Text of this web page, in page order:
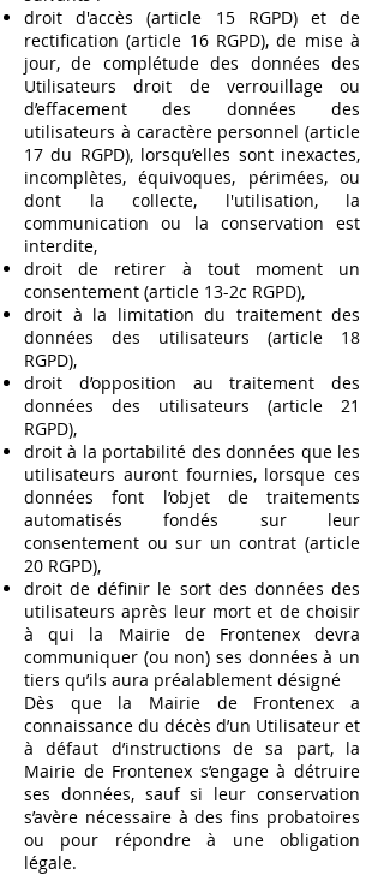
droit d'accès (article 15 RGPD) et de
rectification (article 16 RGPD), de mise à
jour, de complétude des données des
Utilisateurs droit de verrouillage ou
d’effacement des données des
utilisateurs à caractère personnel (article
17 du RGPD), lorsqu’elles sont inexactes,
incomplètes, équivoques, périmées, ou
dont la collecte, l'utilisation, la
communication ou la conservation est
interdite,
droit de retirer à tout moment un
consentement (article 13-2c RGPD),
droit à la limitation du traitement des
données des utilisateurs (article 18
RGPD),
droit d’opposition au traitement des
données des utilisateurs (article 21
RGPD),
droit à la portabilité des données que les
utilisateurs auront fournies, lorsque ces
données font l’objet de traitements
automatisés fondés sur leur
consentement ou sur un contrat (article
20 RGPD),
droit de définir le sort des données des
utilisateurs après leur mort et de choisir
à qui la Mairie de Frontenex devra
communiquer (ou non) ses données à un
tiers qu’ils aura préalablement désigné
Dès que la Mairie de Frontenex a
connaissance du décès d’un Utilisateur et
à défaut d’instructions de sa part, la
Mairie de Frontenex s’engage à détruire
ses données, sauf si leur conservation
s’avère nécessaire à des fins probatoires
ou pour répondre à une obligation
légale.